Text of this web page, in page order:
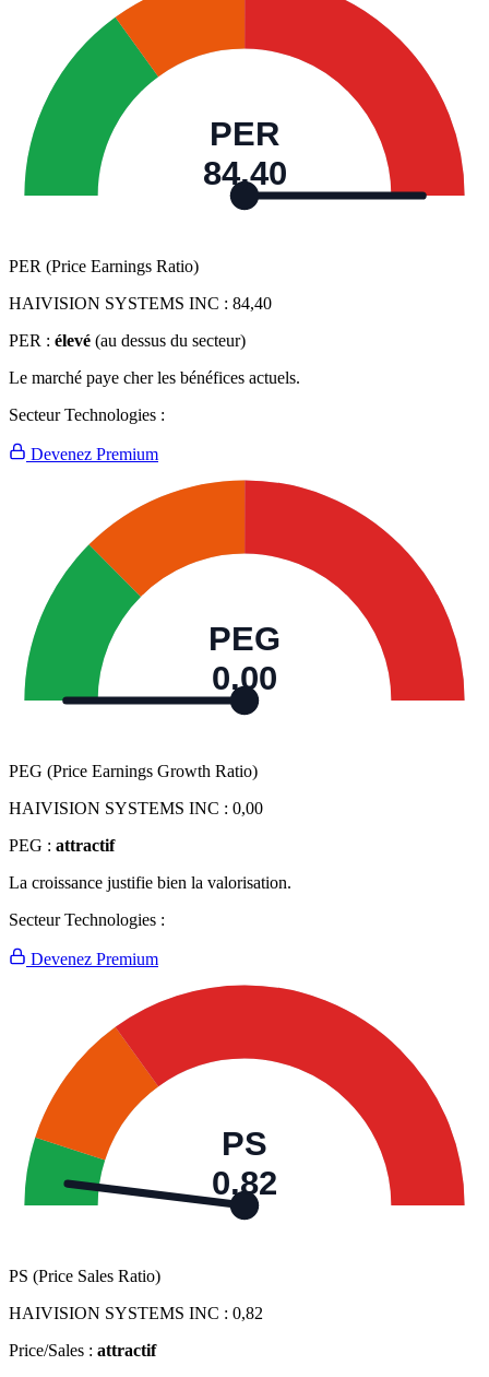
PER
84,40
PER (Price Earnings Ratio)
HAIVISION SYSTEMS INC : 84,40
PER : élevé (au dessus du secteur)
Le marché paye cher les bénéfices actuels.
Secteur Technologies :
Devenez Premium
PEG
0,00
PEG (Price Earnings Growth Ratio)
HAIVISION SYSTEMS INC : 0,00
PEG : attractif
La croissance justifie bien la valorisation.
Secteur Technologies :
Devenez Premium
PS
0,82
PS (Price Sales Ratio)
HAIVISION SYSTEMS INC : 0,82
Price/Sales : attractif